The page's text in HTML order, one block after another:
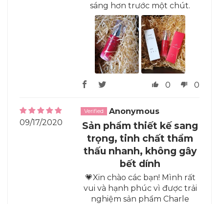
sáng hơn trước một chút.
0 0
09/17/2020
Anonymous
Sản phẩm thiết kế sang
trọng, tinh chất thẩm
thấu nhanh, không gây
bết dính
💗Xin chào các bạn! Mình rất
vui và hạnh phúc vì được trải
nghiệm sản phẩm Charle